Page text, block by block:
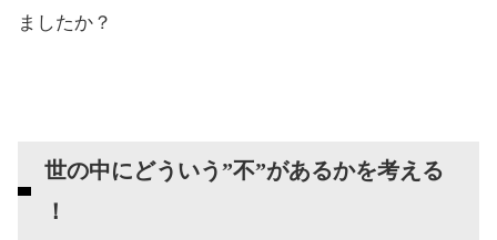
ましたか？
世の中にどういう”不”があるかを考える
！